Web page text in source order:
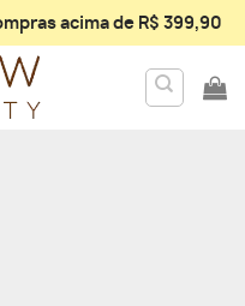
acima de R$ 399,90